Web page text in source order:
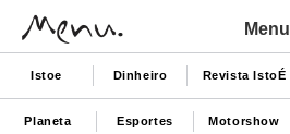
Menu
Istoe Dinheiro Revista IstoÉ
Planeta Esportes Motorshow